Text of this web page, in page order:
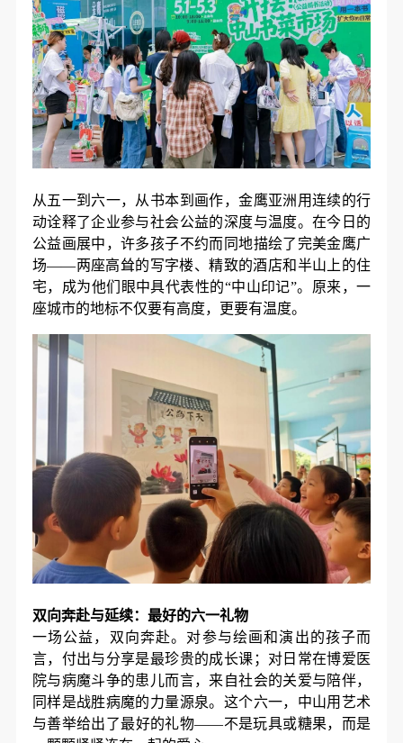
从五一到六一，从书本到画作，金鹰亚洲用连续的行
动诠释了企业参与社会公益的深度与温度。在今日的
公益画展中，许多孩子不约而同地描绘了完美金鹰广
场——两座高耸的写字楼、精致的酒店和半山上的住
宅，成为他们眼中具代表性的“中山印记”。原来，一
座城市的地标不仅要有高度，更要有温度。
双向奔赴与延续：最好的六一礼物
一场公益，双向奔赴。对参与绘画和演出的孩子而
言，付出与分享是最珍贵的成长课；对日常在博爱医
院与病魔斗争的患儿而言，来自社会的关爱与陪伴，
同样是战胜病魔的力量源泉。这个六一，中山用艺术
与善举给出了最好的礼物——不是玩具或糖果，而是